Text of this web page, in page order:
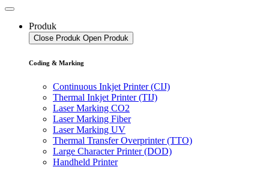
Produk
Close Produk Open Produk
Coding & Marking
Continuous Inkjet Printer (CIJ)
Thermal Inkjet Printer (TIJ)
Laser Marking CO2
Laser Marking Fiber
Laser Marking UV
Thermal Transfer Overprinter (TTO)
Large Character Printer (DOD)
Handheld Printer